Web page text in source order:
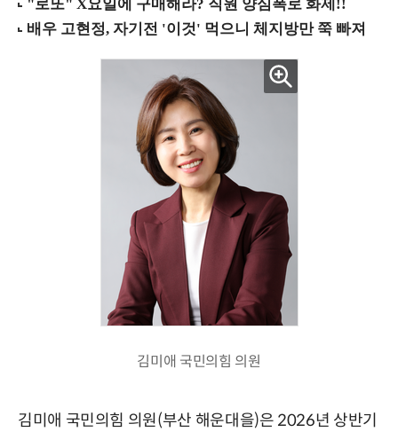
김미애 국민의힘 의원
김미애 국민의힘 의원(부산 해운대을)은 2026년 상반기